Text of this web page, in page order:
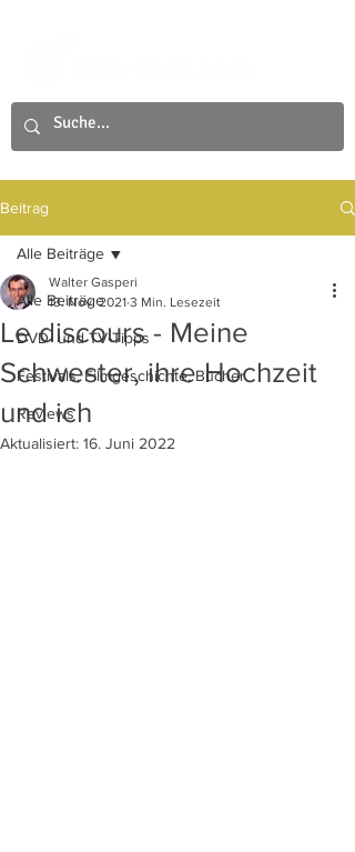
Beitrag
Alle Beiträge
DVD- und TV-Tipps
Festivals, Filmgeschichte, Bücher
Reviews
Alle Beiträge
Le discours - Meine
Schwester, ihre Hochzeit
und ich
Walter Gasperi
13. Nov. 2021 3 Min. Lesezeit
Aktualisiert: 16. Juni 2022